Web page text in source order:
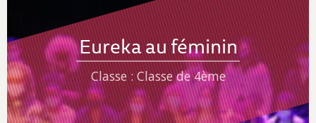
Eureka au féminin
Classe : Classe de 4ème